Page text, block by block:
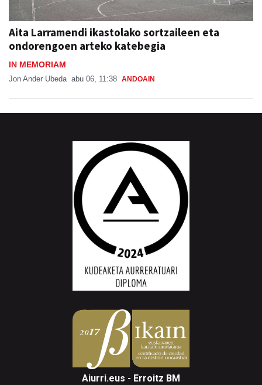
Aita Larramendi ikastolako sortzaileen eta
ondorengoen arteko katebegia
IN MEMORIAM
Jon Ander Ubeda abu 06, 11:38 ANDOAIN
Aiurri.eus - Erroitz BM